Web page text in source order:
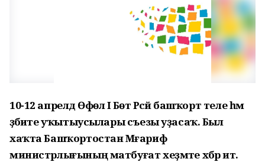
10-12 апрелдә Өфөлә I Бөтә Рәсәй башҡорт теле һәм
әҙәбиәте уҡытыусылары съезы уҙасаҡ. Был
хаҡта Башҡортостан Мәғариф
министрлығының матбуғат хеҙмәте хәбәр итә.